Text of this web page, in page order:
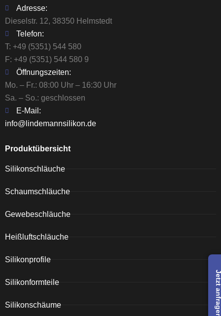
Jetzt
Adresse:
Dieselstr. 12, 38350 Helmstedt
Telefon:
T: +49 (5351) 544 580
F: +49 (5351) 544 580 9
Öffnungszeiten:
Mo. – Fr.: 08:00 Uhr – 16:30 Uhr
Sa. – So.: geschlossen
E-Mail:
info@lindemannsilikon.de
Produktübersicht
Silikonschläuche
Schaumschläuche
Gewebeschläuche
Heißluftschläuche
Silikonprofile
Silikonformteile
Silikonschäume